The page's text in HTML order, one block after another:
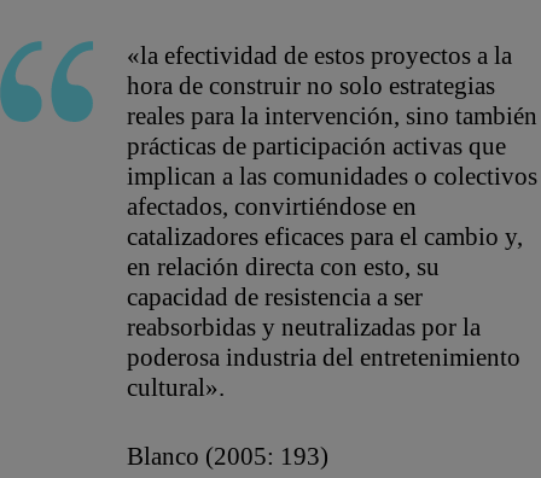
«la efectividad de estos proyectos a la
hora de construir no solo estrategias
reales para la intervención, sino también
prácticas de participación activas que
implican a las comunidades o colectivos
afectados, convirtiéndose en
catalizadores eficaces para el cambio y,
en relación directa con esto, su
capacidad de resistencia a ser
reabsorbidas y neutralizadas por la
poderosa industria del entretenimiento
cultural».
Blanco (2005: 193)